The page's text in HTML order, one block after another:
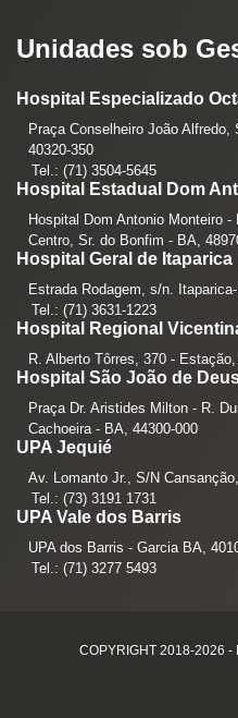
Unidades sob
Hospital Especializado
Praça Conselheiro João Alfredo,
40320-350
Tel.: (71) 3504-5645
Hospital Estadual Dom
Hospital Dom Antonio Monteiro
Centro, Sr. do Bonfim - BA,
Hospital Geral de Itaparica
Estrada Rodagem, s/n.
Tel.: (71) 3631-1223
Hospital Regional
R. Alberto Tôrres, 370 -
Hospital São João de
Praça Dr. Aristides Milton - R.
Cachoeira - BA, 44300-000
UPA Jequié
Av. Lomanto Jr., S/N
Tel.: (73) 3191 1731
UPA Vale dos Barris
UPA dos Barris - Garcia BA,
Tel.: (71) 3277 5493
COPYRIGHT 2018-2026 -